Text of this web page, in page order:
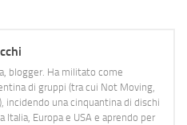
blogger. Ha militato come
di gruppi (tra cui Not Moving,
incidendo una cinquantina di dischi
Italia, Europa e USA e aprendo per